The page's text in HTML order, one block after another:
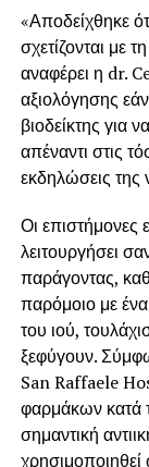
«Αποδείχθηκε
σχετίζονται με
αναφέρει η dr.
αξιολόγησης
βιοδείκτης για
απέναντι στις
εκδηλώσεις της
Οι επιστήμονες
λειτουργήσει
παράγοντας,
παρόμοιο με
του ιού,
ξεφύγουν.
San Raffaele
φαρμάκων κατά
σημαντική